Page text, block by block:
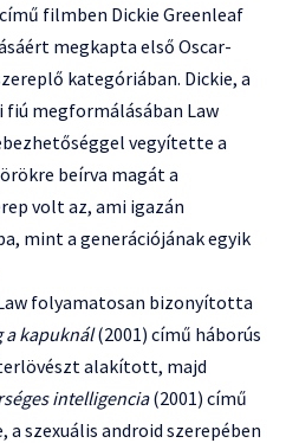
filmben Dickie Greenleaf
megkapta első Oscar-
kategóriában. Dickie, a
fiú megformálásában Law
vegyítette a
beírva magát a
volt az, ami igazán
mint a generációjának egyik
folyamatosan bizonyította
a kapuknál(2001) című háborús
alakított, majd
intelligencia(2001) című
szexuális android szerepében